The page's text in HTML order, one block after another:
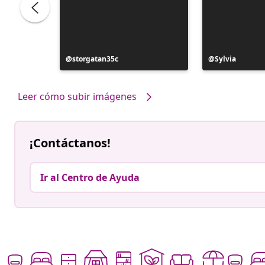
Publicación
realizada
storgatan35c
Publicación
realizada
Sylvia
Leer cómo subir imágenes
¡Contáctanos!
Ir al Centro de Ayuda